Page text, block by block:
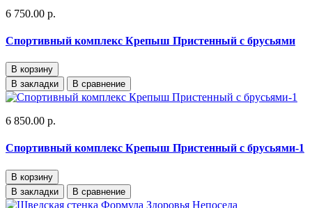
6 750.00 р.
Спортивный комплекс Крепыш Пристенный с брусьями
В корзину
В закладки
В сравнение
6 850.00 р.
Спортивный комплекс Крепыш Пристенный с брусьями-1
В корзину
В закладки
В сравнение